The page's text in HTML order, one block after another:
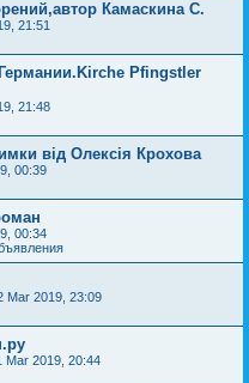
Камаскина С.
21:51
Pfingstler
21:48
від Олексія Крохова
00:39
00:34
Mar 2019, 23:09
Mar 2019, 20:44